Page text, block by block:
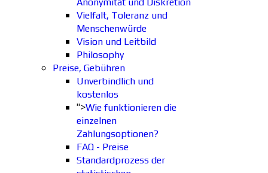
Vielfalt, Toleranz und
Menschenwürde
Vision und Leitbild
Philosophy
Preise, Gebühren
Unverbindlich und
kostenlos
">Wie funktionieren die
einzelnen
Zahlungsoptionen?
FAQ - Preise
Standardprozess der